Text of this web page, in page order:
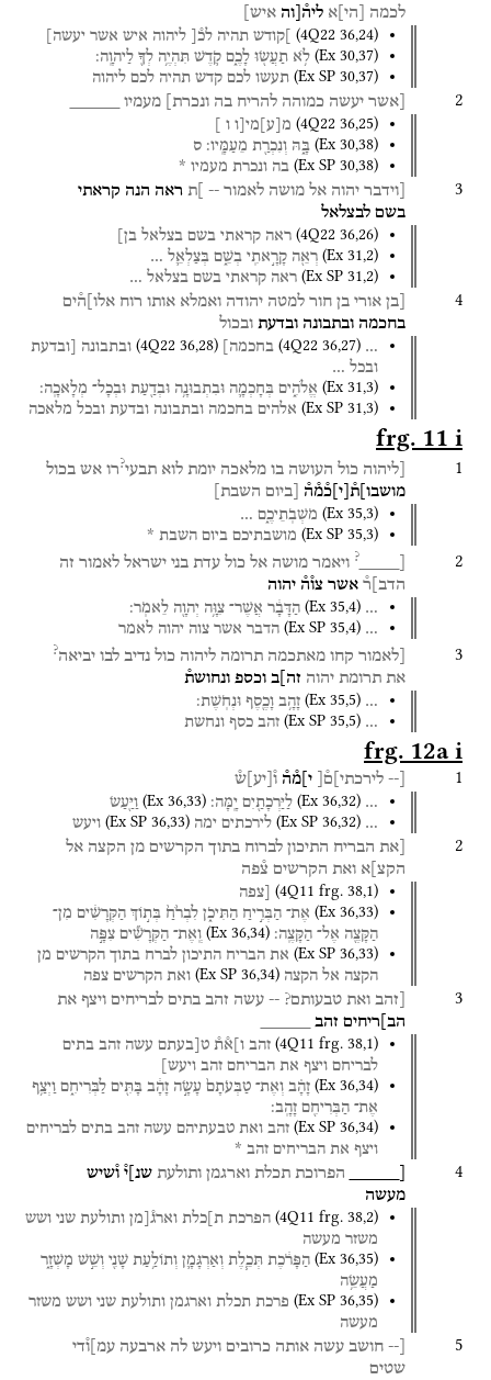
לכמה הי א ליה֯[וה איש]
(4Q22 36,24) ]קודש תהיה לכ֯[ ליהוה איש אשר יעשה]
(Ex 30,37) לֹ֥א תַעֲשׂ֖וּ לָכֶ֑ם קֹ֛דֶשׁ תִּהְיֶ֥ה לְךָ֖ לַיהוָֽה׃
(Ex SP 30,37) תעשו לכם קדש תהיה לכם ליהוה
2 [אשר יעשה כמוהה להריח בה ונכרת] מעמיו
(4Q22 36,25) מ ע מי[ו ו
(Ex 30,38) בָּ֑הּ וְנִכְרַ֖ת מֵעַמָּֽיו׃ ס
(Ex SP 30,38) בה ונכרת מעמיו *
3 [וידבר יהוה אל מושה לאמור -- ]ת ראה הנה קראתי
בשם לבצלאל
(4Q22 36,26) ראה קראתי בשם בצלאל בן]
(Ex 31,2) רְאֵ֖ה קָרָ֣אתִֽי בְשֵׁ֑ם בְּצַלְאֵ֛ל …
(Ex SP 31,2) ראה קראתי בשם בצלאל …
4 [בן אורי בן חור למטה יהודה ואמלא אותו רוח אלו]ה֯ים
בחכמה ובתבונה ובדעת ובכול
…
(4Q22 36,27) בחכמה] (4Q22 36,28) ובתבונה
[ובדעת
ובכל …
(Ex 31,3) אֱלֹהִ֑ים בְּחָכְמָ֛ה וּבִתְבוּנָ֥ה וּבְדַ֖עַת וּבְכָל־ מְלָאכָֽה׃
(Ex SP 31,3) אלהים בחכמה ובתבונה ובדעת ובכל מלאכה
frg. 11 i
1 [ליהוה כול העושה בו מלאכה יומת לוא תבעי?רו אש בכול
מושבו]ת֯ י כ֯מ֯ה֯ [ביום השבת]
(Ex 35,3) מֹשְׁבֹֽתֵיכֶ֑ם …
(Ex SP 35,3) מושבתיכם ביום השבת *
2
? ויאמר מושה אל כול עדת בני ישראל לאמור זה
הדב]ר֯ אשר צו֯ה֯ יהוה
…
(Ex 35,4) הַדָּבָ֔ר אֲשֶׁר־ צִוָּ֥ה יְהוָ֖ה לֵאמֹֽר׃
…
(Ex SP 35,4) הדבר אשר צוה יהוה לאמר
3 [לאמור קחו מאתכמה תרומה ליהוה כול נדיב לבו יביאה?
את תרומת יהוה זה]ב וכספ ונחושת֯
…
(Ex 35,5) זָהָ֥ב וָכֶ֖סֶף וּנְחֹֽשֶׁת׃
…
(Ex SP 35,5) זהב כסף ונחשת
frg. 12a i
1
[-- לירכתי]ם֯[ י]מ֯ה֯ ו֯ יע ש֯
…
(Ex 36,32) לַיַּרְכָתַ֖יִם יָֽמָּה׃ (Ex 36,33)
וַיַּ֖עַשׂ
…
(Ex SP 36,32) לירכתים ימה (Ex SP 36,33) ויעש
2 [את הבריח התיכון לברוח בתוך הקרשים מן הקצה אל
הקצ]א ואת הקרשים צ֯פה
(4Q11 frg. 38,1) [צפה
(Ex 36,33) אֶת־ הַבְּרִ֣יחַ הַתִּיכֹ֑ן לִבְרֹ֙חַ֙ בְּת֣וֹךְ הַקְּרָשִׁ֔ים מִן־
הַקָּצֶ֖ה אֶל־ הַקָּצֶֽה׃ (Ex 36,34) וְֽאֶת־ הַקְּרָשִׁ֞ים צִפָּ֣ה
(Ex SP 36,33) את הבריח התיכון לברח בתוך הקרשים מן
הקצה אל הקצה (Ex SP 36,34) ואת הקרשים צפה
3 [זהב ואת טבעותם? -- עשה זהב בתים לבריחים ויצף את
הב]ריחים זהב
(4Q11 frg. 38,1) זהב ו]א֯ת֯ ט[בעתם עשה זהב בתים
לבריחם ויצף את הבריחם זהב ויעש]
(Ex 36,34) זָהָ֗ב וְאֶת־ טַבְּעֹתָם֙ עָשָׂ֣ה זָהָ֔ב בָּתִּ֖ים לַבְּרִיחִ֑ם וַיְצַ֥ף
אֶת־ הַבְּרִיחִ֖ם זָהָֽב׃
(Ex SP 36,34) זהב ואת טבעתיהם עשה זהב בתים לבריחים
ויצף את הבריחים זהב *
4 הפרוכת תכלת וארגמן ותולעת שנ]י֯ ו֯שיש
מעשה
(4Q11 frg. 38,2) הפרכת ת]כלת וארג֯[מן ותולעת שני ושש
משזר מעשה
(Ex 36,35) הַפָּרֹ֔כֶת תְּכֵ֧לֶת וְאַרְגָּמָ֛ן וְתוֹלַ֥עַת שָׁנִ֖י וְשֵׁ֣שׁ מָשְׁזָ֑ר
מַעֲשֵׂ֥ה
(Ex SP 36,35) פרכת תכלת וארגמן ותולעת שני ושש משזר
מעשה
5
[-- חושב עשה אותה כרובים ויעש לה ארבעה עמ]ו֯די
שטים